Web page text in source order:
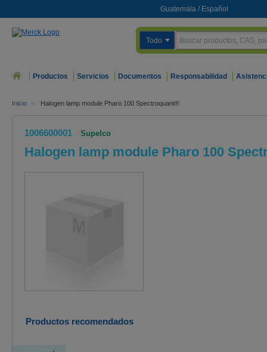
Guatemala / Español
Todo
Productos Servicios Documentos Responsabilidad
Inicio > Halogen lamp module Pharo 100 Spectroquant®
1006600001 Supelco
Halogen lamp module Pharo 100
Productos recomendados